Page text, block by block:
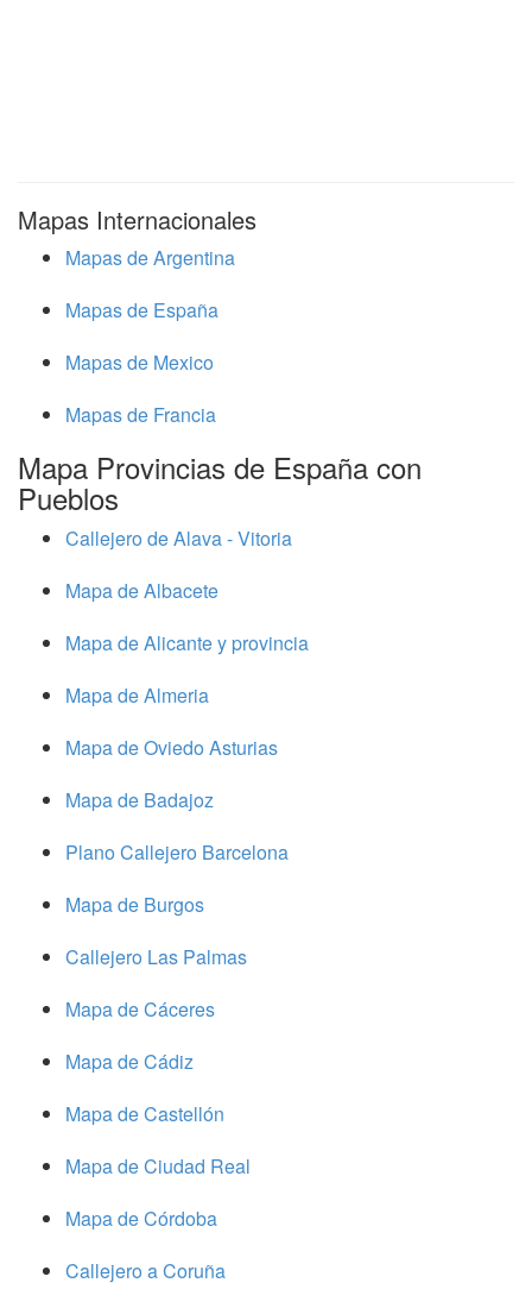
Mapas Internacionales
Mapas de Argentina
Mapas de España
Mapas de Mexico
Mapas de Francia
Mapa Provincias de España con
Pueblos
Callejero de Alava - Vitoria
Mapa de Albacete
Mapa de Alicante y provincia
Mapa de Almeria
Mapa de Oviedo Asturias
Mapa de Badajoz
Plano Callejero Barcelona
Mapa de Burgos
Callejero Las Palmas
Mapa de Cáceres
Mapa de Cádiz
Mapa de Castellón
Mapa de Ciudad Real
Mapa de Córdoba
Callejero a Coruña